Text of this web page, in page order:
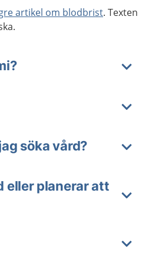
artikel om blodbrist. Texten
söka vård?
eller planerar att